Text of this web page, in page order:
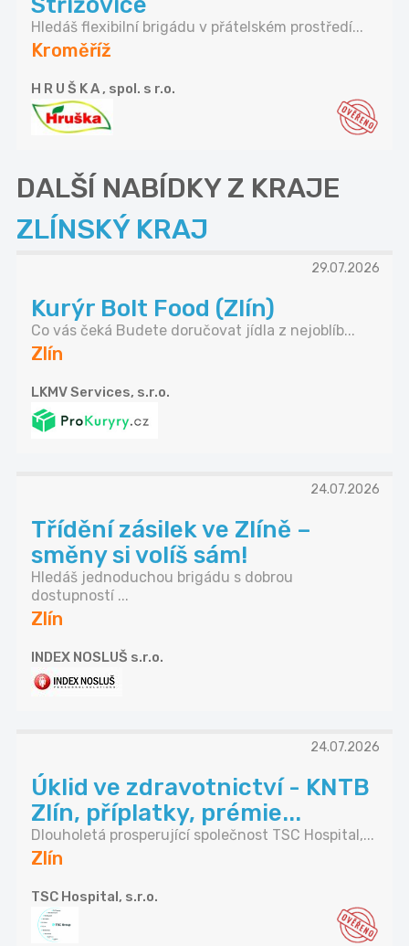
Hledáš flexibilní brigádu v přátelském prostředí...
Kroměříž
H R U Š K A , spol. s r.o.
DALŠÍ NABÍDKY Z KRAJE
ZLÍNSKÝ KRAJ
29.07.2026
Kurýr Bolt Food (Zlín)
Co vás čeká Budete doručovat jídla z nejoblíb...
Zlín
LKMV Services, s.r.o.
24.07.2026
Třídění zásilek ve Zlíně –
směny si volíš sám!
Hledáš jednoduchou brigádu s dobrou
dostupností ...
Zlín
INDEX NOSLUŠ s.r.o.
24.07.2026
Úklid ve zdravotnictví - KNTB
Zlín, příplatky, prémie...
Dlouholetá prosperující společnost TSC Hospital,...
Zlín
TSC Hospital, s.r.o.